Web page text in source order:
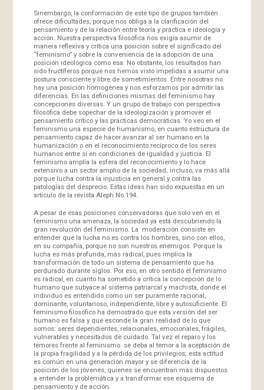
Sinembargo, la conformación de este tipo de grupos también
ofrece dificultades, porque nos obliga a la clarificación del
pensamiento y de la relación entre teoría y práctica e ideología y
acción. Nuestra perspectiva filosófica nos exigía asumir de
manera reflexiva y crítica una posición sobre el significado del
“feminismo” y sobre la conveniencia de la adopción de una
posición ideológica como esa. No obstante, los resultados han
sido fructíferos porque nos hemos visto impelidas a asumir una
postura consciente y libre de sometimientos. Entre nosotras no
hay una posición homogénea y nos esforzamos por admitir las
diferencias. En las definiciones mismas del feminismo hay
concepciones diversas. Y un grupo de trabajo con perspectiva
filosófica debe sopechar de la ideologización y promover el
pensamiento crítico y las prácticas democráticas. Yo veo en el
feminismo una especie de humanismo, en cuanto estructura de
pensamiento capaz de hacer avanzar al ser humano en la
humanización o en el reconocimiento recíproco de los seres
humanos entre sí en condiciones de igualdad y justicia. El
feminismo amplía la esfera del reconocimiento y lo hace
extensivo a un sector amplio de la sociedad; incluso, va más allá
porque lucha contra la injusticia en general y contra las
patologías del desprecio. Estas ideas han sido expuestas en un
artículo de la revista Aleph No.194.
A pesar de esas posiciones conservadoras que solo ven en el
feminismo una amenaza, la sociedad ya está descubriendo la
gran revolución del feminismo. La moderación consiste en
entender que la lucha no es contra los hombres, sino con ellos,
en su compañía, porque no son nuestros enemigos. Porque la
lucha es más profunda, más radical, pues implica la
transformación de todo un sistema de pensamiento que ha
perdurado durante siglos. Por eso, en otro sentido el feminismo
es radical, en cuanto ha sometido a crítica la concepción de lo
humano que subyace al sistema patriarcal y machista, donde el
individuo es entendido como un ser puramente racional,
dominante, voluntarioso, independiente, libre y autosuficiente. El
feminismo filosófico ha demostrado que esta versión del ser
humano es falsa y que esconde la gran realidad de lo que
somos: seres dependientes, relacionales, emocionales, frágiles,
vulnerables y necesitados de cuidado. Tal vez el reparo y los
temores frente al feminismo se deba al temor a la aceptación de
la propia fragilidad y a la pérdida de los privilegios; esta actitud
es común en una generación mayor y se diferencia de la
posición de los jóvenes, quienes se encuentran más dispuestos
a entender la problemática y a transformar ese esquema de
pensamiento y de acción.